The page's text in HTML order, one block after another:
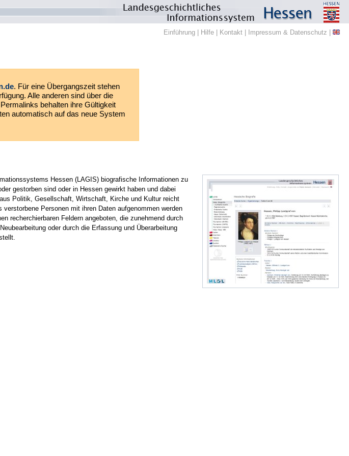
Einführung Hilfe Kontakt Impressum & Datenschutz
. Für eine Übergangszeit stehen
Alle anderen sind über die
behalten ihre Gültigkeit
automatisch auf das neue System
Hessen (LAGIS) biografische Informationen zu
gestorben sind oder in Hessen gewirkt haben und dabei
Politik, Gesellschaft, Wirtschaft, Kirche und Kultur reicht
Personen mit ihren Daten aufgenommen werden
recherchierbaren Feldern angeboten, die zunehmend durch
oder durch die Erfassung und Überarbeitung